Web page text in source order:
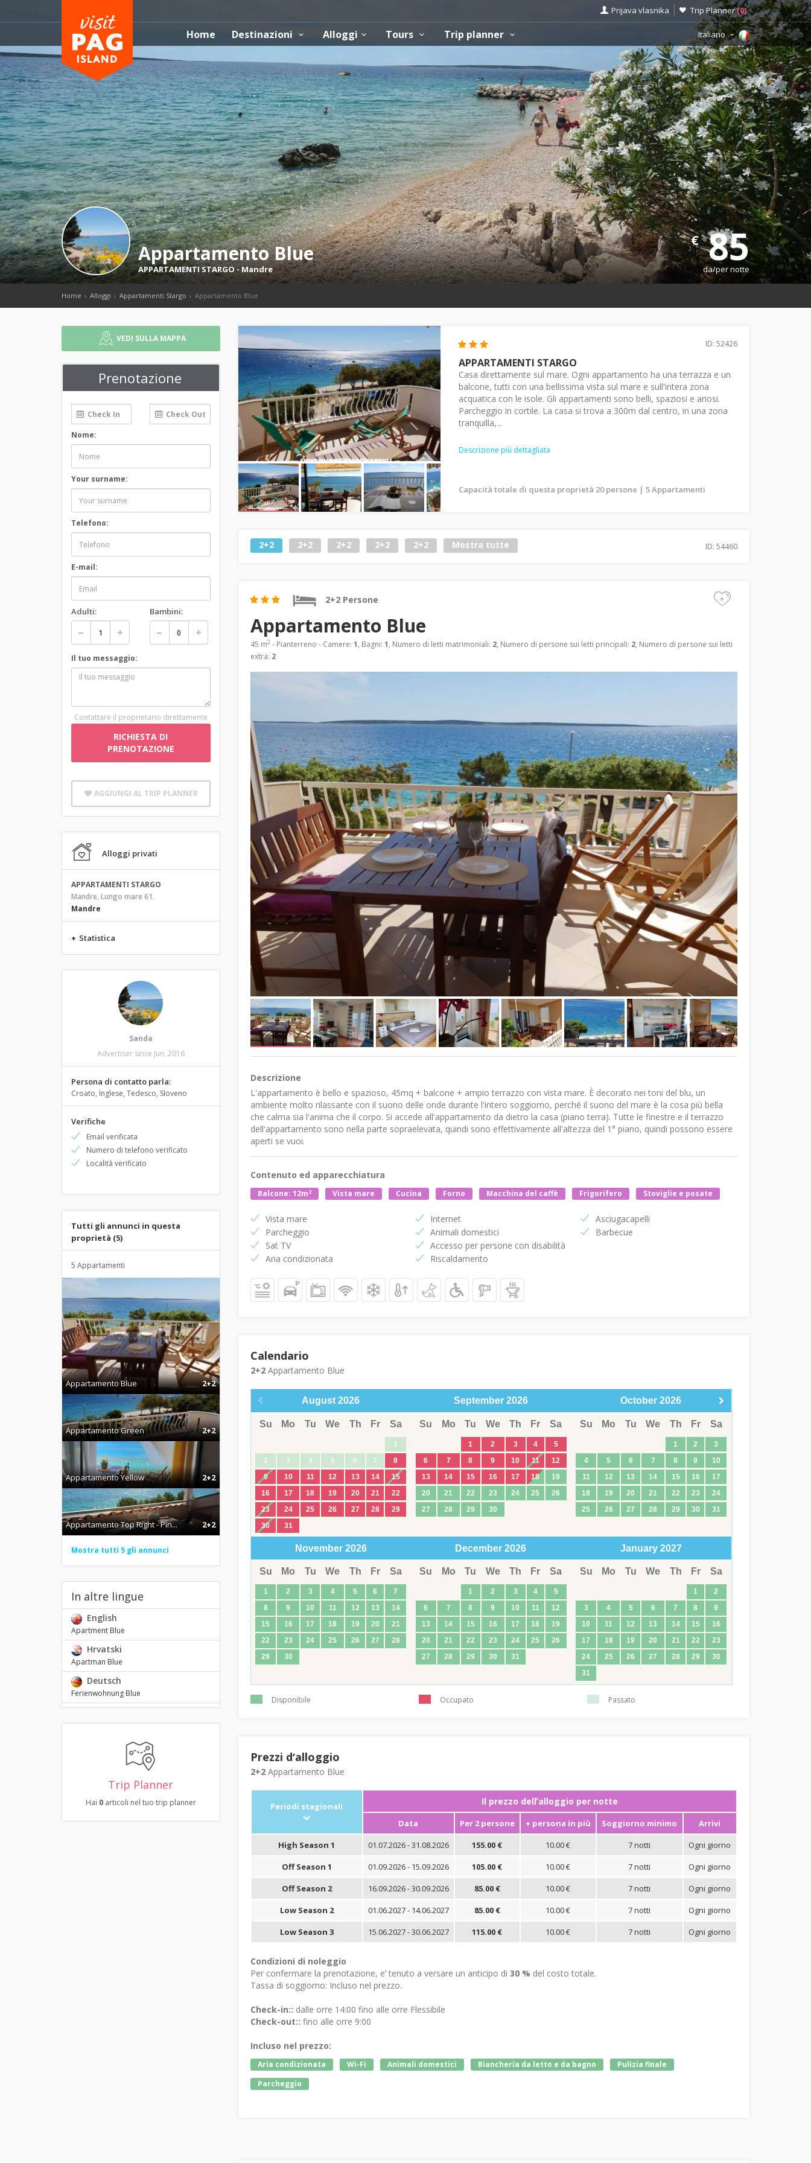
Prijava vlasnika Trip Planner(0)
Home Destinazioni Alloggi Tours Trip planner Italiano
Appartamento Blue
APPARTAMENTI STARGO- Mandre
€85
da/per notte
Home Alloggi Appartamenti Stargo Appartamento Blue
VEDI SULLA MAPPA
Prenotazione
Nome:
Your surname:
Telefono:
E-mail:
Adulti: Bambini:
Il tuo messaggio:
Contattare il proprietario direttamente
RICHIESTA DI
PRENOTAZIONE
AGGIUNGI AL TRIP PLANNER
Alloggi privati
APPARTAMENTI STARGO
Mandre, Lungo mare 61.
Mandre
+ Statistica
Sanda
Advertiser since Jun, 2016
Persona di contatto parla:
Croato, Inglese, Tedesco, Sloveno
Verifiche
Email verificata
Numero di telefono verificato
Località verificato
Tutti gli annunci in questa
proprietà (5)
5 Appartamenti
Appartamento Blue 2+2
Appartamento Green 2+2
Appartamento Yellow 2+2
Appartamento Top Right - Pin... 2+2
Mostra tutti 5 gli annunci
In altre lingue
English
Apartment Blue
Hrvatski
Apartman Blue
Deutsch
Ferienwohnung Blue
Trip Planner
Hai 0articoli nel tuo trip planner
ID: 52426
APPARTAMENTI STARGO
Casa direttamente sul mare. Ogni appartamento ha una terrazza e un
balcone, tutti con una bellissima vista sul mare e sull'intera zona
acquatica con le isole. Gli appartamenti sono belli, spaziosi e ariosi.
Parcheggio in cortile. La casa si trova a 300m dal centro, in una zona
tranquilla,...
Descrizione più dettagliata
Capacità totale di questa proprietà 20 persone | 5 Appartamenti
2+2 2+2 2+2 2+2 2+2 Mostra tutte ID: 54460
2+2 Persone +
Appartamento Blue
45 m2 - Pianterreno - Camere: 1, Bagni: 1, Numero di letti matrimoniali: 2, Numero di persone sui letti principali: 2, Numero di persone sui letti
extra: 2
Descrizione
L'appartamento è bello e spazioso, 45mq + balcone + ampio terrazzo con vista mare. È decorato nei toni del blu, un
ambiente molto rilassante con il suono delle onde durante l'intero soggiorno, perché il suono del mare è la cosa più bella
che calma sia l'anima che il corpo. Si accede all'appartamento da dietro la casa (piano terra). Tutte le finestre e il terrazzo
dell'appartamento sono nella parte sopraelevata, quindi sono effettivamente all'altezza del 1° piano, quindi possono essere
aperti se vuoi.
Contenuto ed apparecchiatura
Balcone: 12m2 Vista mare Cucina Forno Macchina del caffè Frigorifero Stoviglie e posate
Vista mare
Parcheggio
Sat TV
Aria condizionata
Internet
Animali domestici
Accesso per persone con disabilità
Riscaldamento
Asciugacapelli
Barbecue
Calendario
2+2Appartamento Blue
August 2026
Su Mo Tu We Th Fr Sa
1
2
3 4 5 6 7
8
9
10 11 12 13 14
15
16
17 18 19 20 21
22
23
24 25 26 27 28
29
30
31
September 2026
Su Mo Tu We Th Fr Sa
1 2 3 4
5
6
7 8 9 10 11
12
13
14 15 16 17 18
19
20
21 22 23 24 25
26
27
28 29 30
October 2026
Su Mo Tu We Th Fr Sa
1 2
3
4
5 6 7 8 9
10
11
12 13 14 15 16
17
18
19 20 21 22 23
24
25
26 27 28 29 30 31
November 2026
Su Mo Tu We Th Fr Sa
1 2 3 4 5 6
7
8
9 10 11 12 13
14
15
16 17 18 19 20
21
22
23 24 25 26 27
28
29
30
December 2026
Su Mo Tu We Th Fr Sa
1 2 3 4
5
6
7 8 9 10 11
12
13
14 15 16 17 18
19
20
21 22 23 24 25
26
27
28 29 30 31
January 2027
Su Mo Tu We Th Fr Sa
1
2
3
4 5 6 7 8
9
10
11 12 13 14 15
16
17
18 19 20 21 22
23
24
25 26 27 28 29
30
31
Disponibile Occupato Passato
Prezzi dʼalloggio
2+2Appartamento Blue
Periodi stagionali Il prezzo dellʼalloggio per notte
Data Per 2 persone + persona in più Soggiorno minimo
Arrivi
High Season 1
01.07.2026 - 31.08.2026 155.00 € 10.00 € 7 notti
Ogni giorno
Off Season 1
01.09.2026 - 15.09.2026 105.00 € 10.00 € 7 notti
Ogni giorno
Off Season 2
16.09.2026 - 30.09.2026 85.00 € 10.00 € 7 notti
Ogni giorno
Low Season 2
01.06.2027 - 14.06.2027 85.00 € 10.00 € 7 notti
Ogni giorno
Low Season 3
15.06.2027 - 30.06.2027 115.00 € 10.00 € 7 notti Ogni giorno
Condizioni di noleggio
Per confermare la prenotazione, eʼ tenuto a versare un anticipo di 30 % del costo totale.
Tassa di soggiorno: Incluso nel prezzo.
Check-in:: dalle orre 14:00 fino alle orre Flessibile
Check-out:: fino alle orre 9:00
Incluso nel prezzo:
Aria condizionata Wi-Fi Animali domestici Biancheria da letto e da bagno
Pulizia finale
Parcheggio